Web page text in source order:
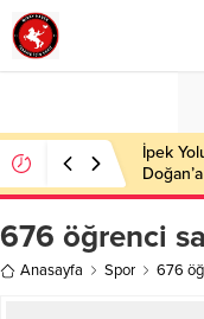
İpek
676 öğrenci
Anasayfa Spor 676